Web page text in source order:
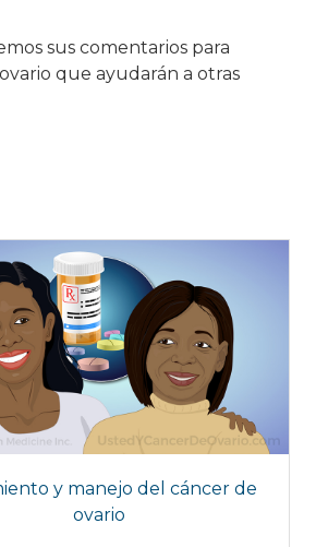
sus comentarios para
que ayudarán a otras
y manejo del cáncer de
ovario